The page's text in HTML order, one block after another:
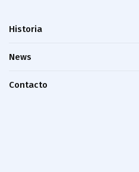
Historia
News
Contacto